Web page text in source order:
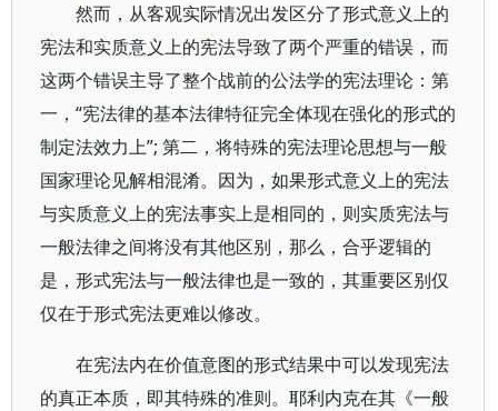
然而，从客观实际情况出发区分了形式意义上的
宪法和实质意义上的宪法导致了两个严重的错误，而
这两个错误主导了整个战前的公法学的宪法理论：第
一，“宪法律的基本法律特征完全体现在强化的形式的
制定法效力上”; 第二，将特殊的宪法理论思想与一般
国家理论见解相混淆。因为，如果形式意义上的宪法
与实质意义上的宪法事实上是相同的，则实质宪法与
一般法律之间将没有其他区别，那么，合乎逻辑的
是，形式宪法与一般法律也是一致的，其重要区别仅
仅在于形式宪法更难以修改。
在宪法内在价值意图的形式结果中可以发现宪法
的真正本质，即其特殊的准则。耶利内克在其《一般